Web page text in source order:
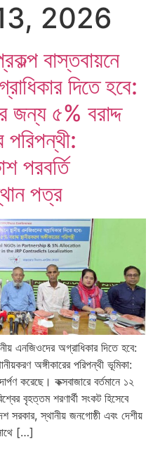
2026
বাস্তবায়নে
দিতে হবে:
জন্য ৫% বরাদ্দ
পরিপন্থী:
পরবর্তি
পত্র
এনজিওদের অগ্রাধিকার দিতে হবে:
অঙ্গীকারের পরিপন্থী ভূমিকা:
করেছে। কক্সবাজারে বর্তমানে ১২
বৃহত্তম শরণার্থী সংকট হিসেবে
সরকার, স্থানীয় জনগোষ্ঠী এবং দেশীয়
[…]